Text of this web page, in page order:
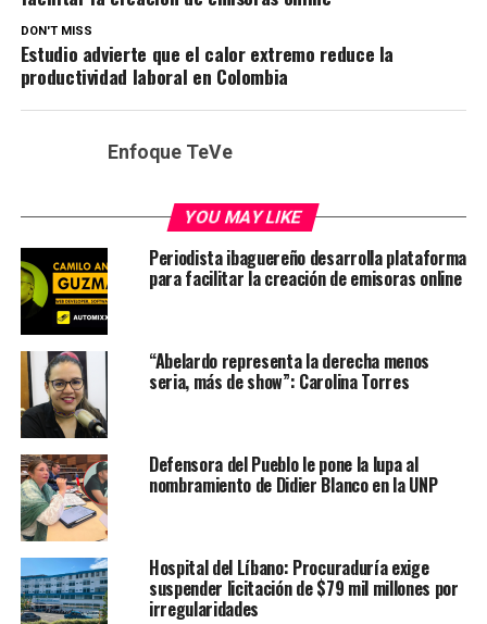
DON'T MISS
Estudio advierte que el calor extremo reduce la
productividad laboral en Colombia
Enfoque TeVe
YOU MAY LIKE
Periodista ibaguereño desarrolla plataforma
para facilitar la creación de emisoras online
“Abelardo representa la derecha menos
seria, más de show”: Carolina Torres
Defensora del Pueblo le pone la lupa al
nombramiento de Didier Blanco en la UNP
Hospital del Líbano: Procuraduría exige
suspender licitación de $79 mil millones por
irregularidades